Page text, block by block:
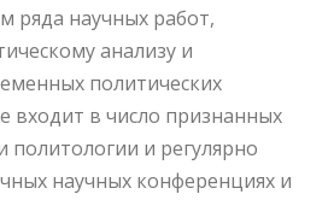
ряда научных работ,
анализу и
политических
входит в число признанных
политологии и регулярно
научных конференциях и